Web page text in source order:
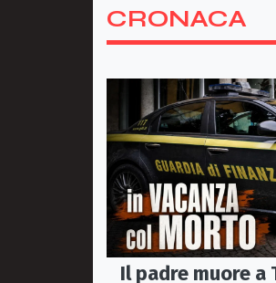
CRONACA
Il padre muore a